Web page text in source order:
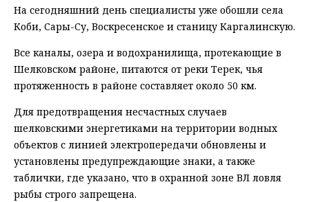
На сегодняшний день специалисты уже обошли села
Коби, Сары-Су, Воскресенское и станицу Каргалинскую.
Все каналы, озера и водохранилища, протекающие в
Шелковском районе, питаются от реки Терек, чья
протяженность в районе составляет около 50 км.
Для предотвращения несчастных случаев
шелковскими энергетиками на территории водных
объектов с линией электропередачи обновлены и
установлены предупреждающие знаки, а также
таблички, где указано, что в охранной зоне ВЛ ловля
рыбы строго запрещена.